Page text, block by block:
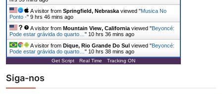
A visitor from Springfield, Nebraskaviewed "Musica No
Ponto -" 9 hrs 46 mins ago
A visitor from Mountain View, Californiaviewed "Beyoncé:
Pode estar grávida do quarto…" 10 hrs 36 mins ago
A visitor from Dique, Rio Grande Do Sul viewed "Beyoncé:
Pode estar grávida do quarto…" 10 hrs 38 mins ago
Get Script Real Time Tracking ON
Siga-nos